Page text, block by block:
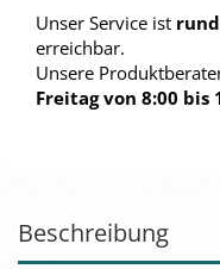
Unser Service ist
erreichbar.
Unsere
Freitag von 8:00 bis
Beschreibung